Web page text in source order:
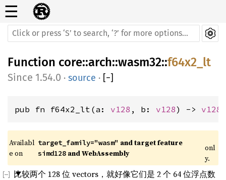
☰
Function core::arch::wasm32::f64x2_lt
1.54.0 · source · [−]
pub fn f64x2_lt(a: v128 , b: v128) -> v128
Availabl
e on
target_family="wasm" and target feature
simd128 and WebAssembly
onl
y.
比较两个 128 位 vectors，就好像它们是 2 个 64 位浮点数